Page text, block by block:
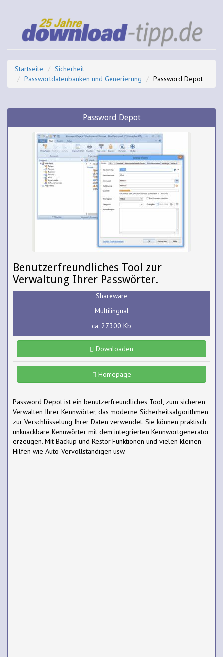
Startseite
Sicherheit
Passwortdatenbanken und Generierung
Password Depot
Password Depot
Benutzerfreundliches Tool zur
Verwaltung Ihrer Passwörter.
Shareware
Multilingual
ca. 27.300 Kb
Downloaden
Homepage
Password Depot ist ein benutzerfreundliches Tool, zum sicheren
Verwalten Ihrer Kennwörter, das moderne Sicherheitsalgorithmen
zur Verschlüsselung Ihrer Daten verwendet. Sie können praktisch
unknackbare Kennwörter mit dem integrierten Kennwortgenerator
erzeugen. Mit Backup und Restor Funktionen und vielen kleinen
Hilfen wie Auto-Vervollständigen usw.